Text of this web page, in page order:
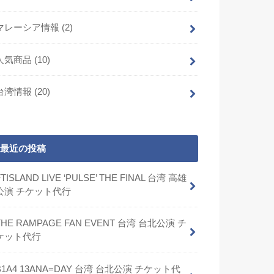
レーシア情報 (2)
気商品 (10)
湾情報 (20)
最近の投稿
LIVE ‘PULSE’ THE FINAL 台湾 高雄
演 チケット代行
RAMPAGE FAN EVENT 台湾 台北公演 チ
ット代行
13ANA=DAY 台湾 台北公演 チケット代